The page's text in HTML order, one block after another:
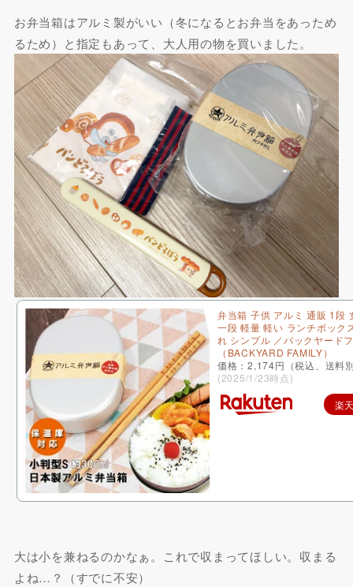
お弁当箱はアルミ製がいい（冬になるとお弁当をあっため
るため）と指定もあって、大人用の物を買いました。
弁当箱 子供 アルミ 通販 1段
一段 軽量 軽い ランチボック
れ シンプル ／バックヤード
（BACKYARD FAMILY）
価格：2,174円（税込、送料
(2025/1/23時点)
楽
大は小を兼ねるのかなぁ。これで収まってほしい。収まる
よね…？（すでに不安）